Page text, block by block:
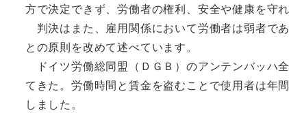
方で決定できず、労働者の権利、安全や健康を守
判決はまた、雇用関係において労働者は弱者で
との原則を改めて述べています。
ドイツ労働総同盟（ＤＧＢ）のアンテンバッハ
てきた。労働時間と賃金を盗むことで使用者は年
しました。